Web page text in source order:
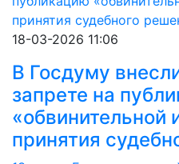
18-03-2026 11:06
В Госдуму
запрете на
«обвинительной
принятия